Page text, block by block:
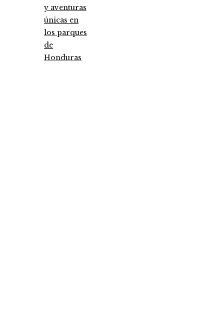
y aventuras
únicas en
los parques
de
Honduras